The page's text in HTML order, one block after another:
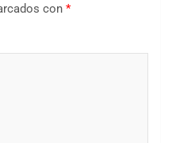
con *